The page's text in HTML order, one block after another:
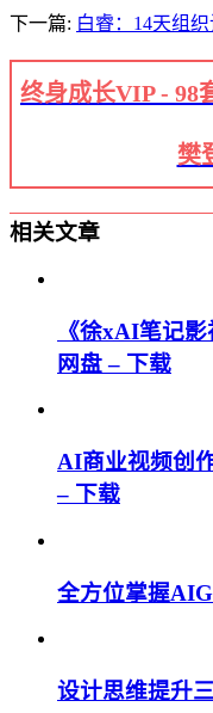
下一篇: 白睿：14天组
终身成长VIP - 98
樊
相关文章
《徐xAI笔记
网盘 – 下载
AI商业视频创
– 下载
全方位掌握
设计思维提升